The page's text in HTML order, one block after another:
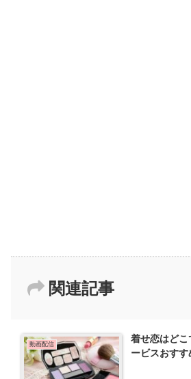
関連記事
動画配信
着せ恋はど
ービスおすす